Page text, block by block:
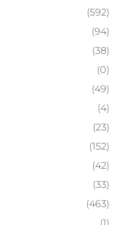
(592)
(94)
(38)
(0)
(49)
(4)
(23)
(152)
(42)
(33)
(463)